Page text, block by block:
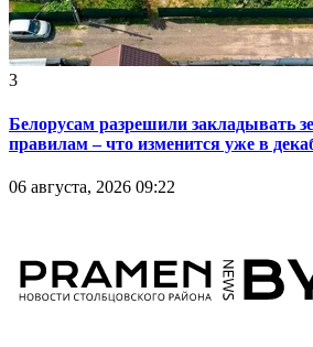
3
Белорусам разрешили закладывать
правилам – что изменится уже в
06 августа, 2026 09:22